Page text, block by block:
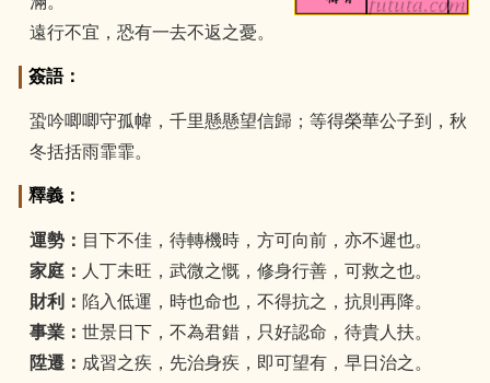
遠行不宜，恐有一去不返之憂。
簽語：
蛩吟唧唧守孤幃，千里懸懸望信歸；等得榮華公子到，秋
冬括括雨霏霏。
釋義：
運勢： 目下不佳，待轉機時，方可向前，亦不遲也。
家庭： 人丁未旺，武微之慨，修身行善，可救之也。
財利： 陷入低運，時也命也，不得抗之，抗則再降。
事業： 世景日下，不為君錯，只好認命，待貴人扶。
陞遷： 成習之疾，先治身疾，即可望有，早日治之。